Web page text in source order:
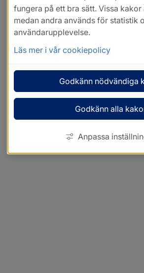
fungera på ett bra sätt. Vissa
medan andra används för statistik
användarupplevelse.
Läs mer i vår cookiepolicy
Godkänn nödvändiga
Godkänn alla
Anpassa